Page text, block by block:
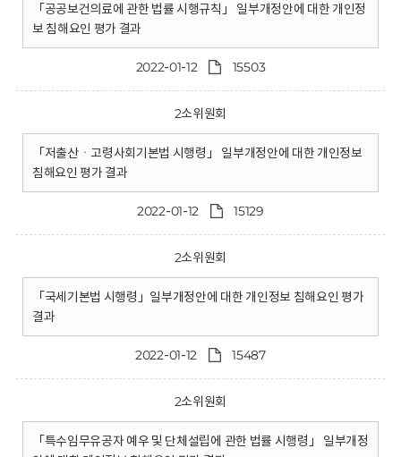
「공공보건의료에 관한 법률 시행규칙」 일부개정안에 대한 개인정
보 침해요인 평가 결과
2022-01-12 15503
2소위원회
「저출산ㆍ고령사회기본법 시행령」 일부개정안에 대한 개인정보
침해요인 평가 결과
2022-01-12 15129
2소위원회
「국세기본법 시행령」일부개정안에 대한 개인정보 침해요인 평가
결과
2022-01-12 15487
2소위원회
「특수임무유공자 예우 및 단체설립에 관한 법률 시행령」 일부개정